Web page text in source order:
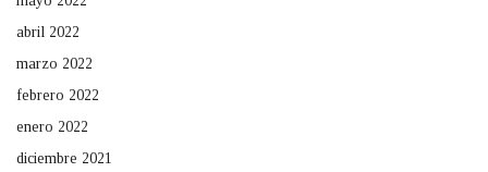
abril 2022
marzo 2022
febrero 2022
enero 2022
diciembre 2021